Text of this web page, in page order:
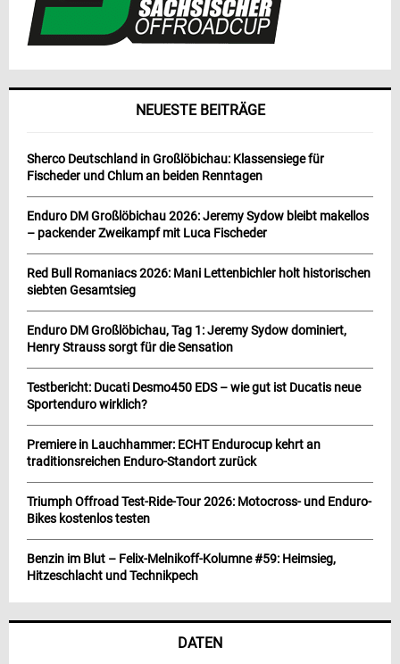
NEUESTE BEITRÄGE
Sherco Deutschland in Großlöbichau: Klassensiege für
Fischeder und Chlum an beiden Renntagen
Enduro DM Großlöbichau 2026: Jeremy Sydow bleibt makellos
– packender Zweikampf mit Luca Fischeder
Red Bull Romaniacs 2026: Mani Lettenbichler holt historischen
siebten Gesamtsieg
Enduro DM Großlöbichau, Tag 1: Jeremy Sydow dominiert,
Henry Strauss sorgt für die Sensation
Testbericht: Ducati Desmo450 EDS – wie gut ist Ducatis neue
Sportenduro wirklich?
Premiere in Lauchhammer: ECHT Endurocup kehrt an
traditionsreichen Enduro-Standort zurück
Triumph Offroad Test-Ride-Tour 2026: Motocross- und Enduro-
Bikes kostenlos testen
Benzin im Blut – Felix-Melnikoff-Kolumne #59: Heimsieg,
Hitzeschlacht und Technikpech
DATEN